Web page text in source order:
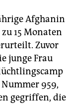
Afghanin
15 Monaten
Zuvor
junge Frau
959,
gegriffen, die